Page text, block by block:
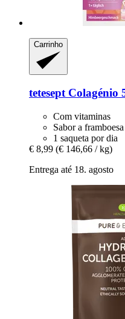
Carrinho
tetesept Colagénio
Com vitaminas
Sabor a framboesa
1 saqueta por dia
€ 8,99 (€ 146,66 / kg)
Entrega até 18. agosto